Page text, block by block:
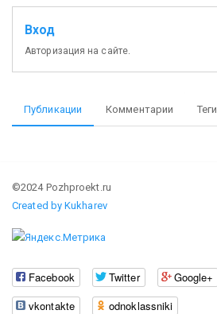
Вход
Авторизация на сайте.
Публикации Комментарии Теги
©2024 Pozhproekt.ru
Created by Kukharev
Facebook Twitter Google+
vkontakte
odnoklassniki